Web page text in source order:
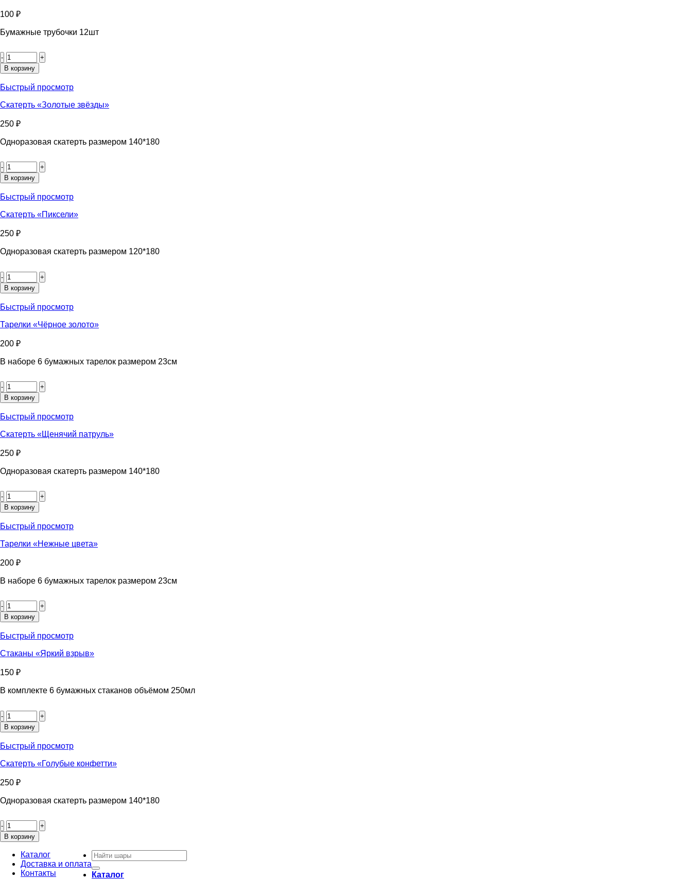
100 ₽
Бумажные трубочки 12шт
товара
Трубочки
коктейлей
микс»
В корзину
Быстрый просмотр
Скатерть «Золотые звёзды»
250 ₽
Одноразовая скатерть размером 140*180
товара
Скатерть
звёзды»
В корзину
Быстрый просмотр
Скатерть «Пиксели»
250 ₽
Одноразовая скатерть размером 120*180
товара
Скатерть
«Пиксели»
В корзину
Быстрый просмотр
Тарелки «Чёрное золото»
200 ₽
В наборе 6 бумажных тарелок размером 23см
товара
Тарелки
золото»
В корзину
Быстрый просмотр
Скатерть «Щенячий патруль»
250 ₽
Одноразовая скатерть размером 140*180
товара
Скатерть
патруль»
В корзину
Быстрый просмотр
Тарелки «Нежные цвета»
200 ₽
В наборе 6 бумажных тарелок размером 23см
товара
Тарелки
цвета»
В корзину
Быстрый просмотр
Стаканы «Яркий взрыв»
150 ₽
В комплекте 6 бумажных стаканов объёмом 250мл
товара
Стаканы
взрыв»
В корзину
Быстрый просмотр
Скатерть «Голубые конфетти»
250 ₽
Одноразовая скатерть размером 140*180
товара
Скатерть
конфетти»
В корзину
Каталог
Доставка и оплата
Контакты
Искать:
Каталог